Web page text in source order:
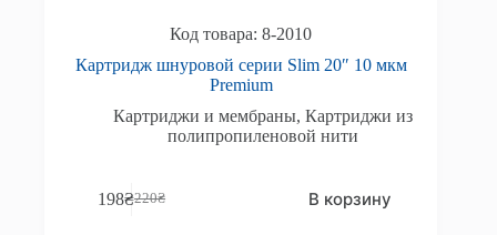
8-2010
Картридж шнуровой серии Slim 20″ 10 мкм
Premium
Картриджи и мембраны,Картриджи из
полипропиленовой нити
220₴
Первоначальная
198₴Текущая
В корзину